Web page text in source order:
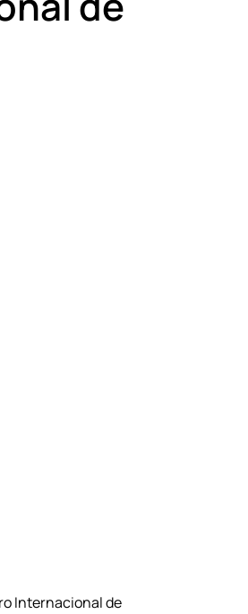
Internacional de